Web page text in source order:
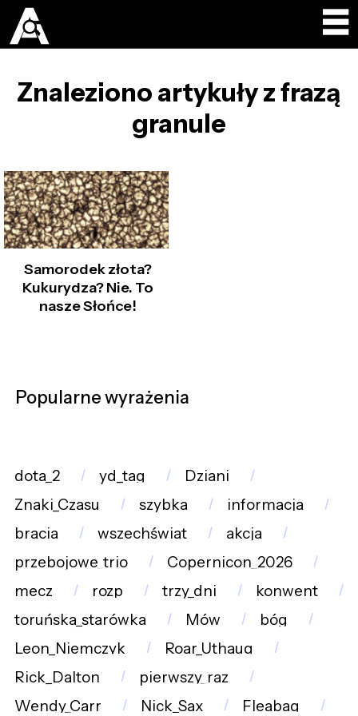
Znaleziono artykuły z frazą
granule
Samorodek złota?
Kukurydza? Nie. To
nasze Słońce!
Popularne wyrażenia
dota_2 yd_tag
Dziani
Znaki_Czasu
szybka
informacja
bracia
wszechświat
akcja
przebojowe_trio
Copernicon_2026
mecz
rozp trzy_dni
konwent
toruńska_starówka
Mów
bóg
Leon_Niemczyk
Roar_Uthaug
Rick_Dalton
pierwszy_raz
Wendy_Carr
Nick_Sax Fleabag